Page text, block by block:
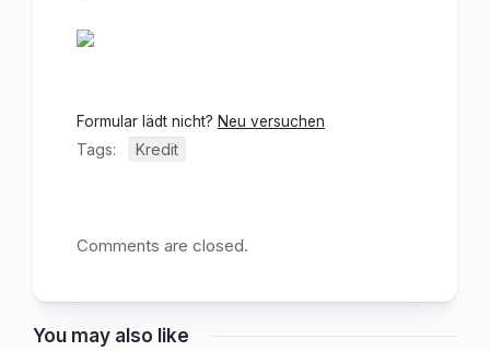
Formular lädt nicht? Neu versuchen
Tags: Kredit
Comments are closed.
You may also like